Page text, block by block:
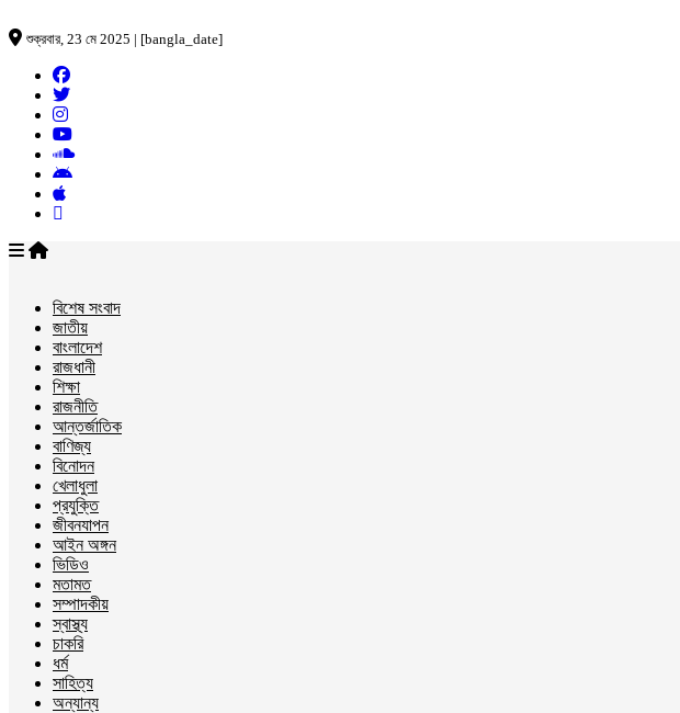
শুক্রবার, 23 মে 2025 | [bangla_date]
বিশেষ সংবাদ
জাতীয়
বাংলাদেশ
রাজধানী
শিক্ষা
রাজনীতি
আন্তর্জাতিক
বাণিজ্য
বিনোদন
খেলাধুলা
প্রযুক্তি
জীবনযাপন
আইন অঙ্গন
ভিডিও
মতামত
সম্পাদকীয়
স্বাস্থ্য
চাকরি
ধর্ম
সাহিত্য
অন্যান্য